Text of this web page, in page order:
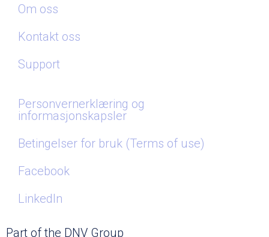
Om oss
Kontakt oss
Support
Personvernerklæring og
informasjonskapsler
Betingelser for bruk (Terms of use)
Facebook
LinkedIn
Part of the DNV Group